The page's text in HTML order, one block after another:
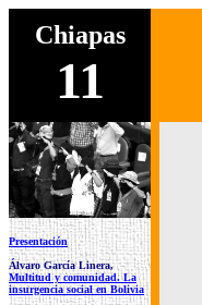
Chiapas
11
Presentación
Álvaro García Linera,
Multitud y comunidad. La
insurgencia social en Bolivia